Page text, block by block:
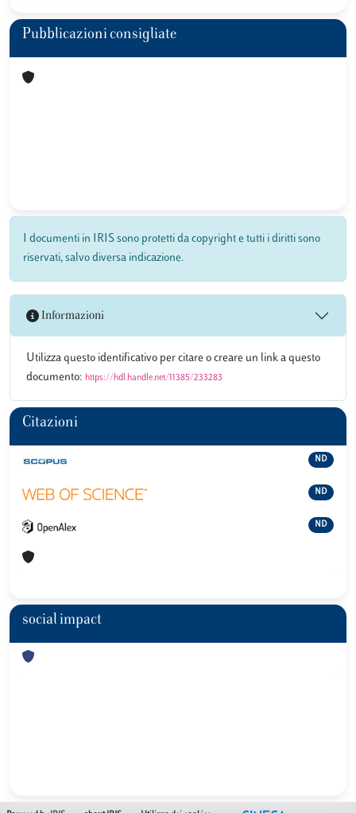
Pubblicazioni consigliate
I documenti in IRIS sono protetti da copyright e tutti i diritti sono
riservati, salvo diversa indicazione.
Informazioni
Utilizza questo identificativo per citare o creare un link a questo
documento: https://hdl.handle.net/11385/233283
Citazioni
ND
ND
ND
social impact